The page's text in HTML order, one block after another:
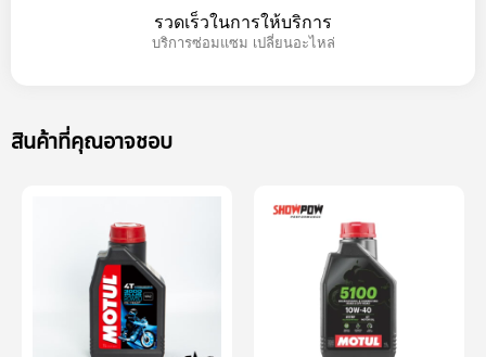
รวดเร็วในการให้บริการ
บริการซ่อมแซม เปลี่ยนอะไหล่
สินค้าที่คุณอาจชอบ